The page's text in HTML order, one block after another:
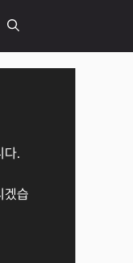
다.
겠습